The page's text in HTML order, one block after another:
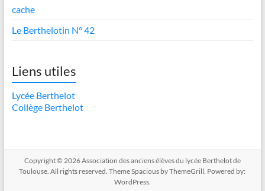
cache
Le Berthelotin N° 42
Liens utiles
Lycée Berthelot
Collège Berthelot
Copyright © 2026Association des anciens élèves du lycée Berthelot de
Toulouse . All rights reserved. ThemeSpacious by ThemeGrill. Powered by:
WordPress.